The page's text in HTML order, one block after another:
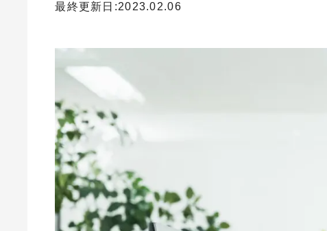
最終更新日:2023.02.06